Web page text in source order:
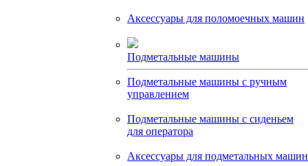
Аксессуары для поломоечных машин
Подметальные машины
Подметальные машины с ручным
управлением
Подметальные машины с сиденьем
для оператора
Аксессуары для подметальных машин